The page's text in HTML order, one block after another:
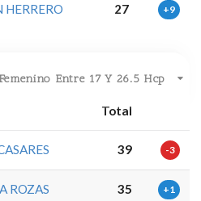
27 +9
Entre 17 Y 26.5 Hcp
Total
39 -3
ROZAS 35 +1